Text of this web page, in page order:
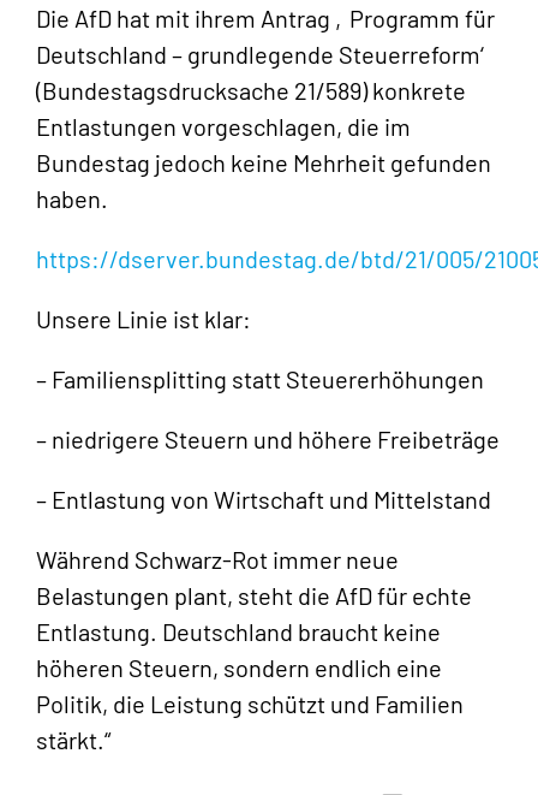
Die AfD hat mit ihrem Antrag ‚Programm für
Deutschland – grundlegende Steuerreform‘
(Bundestagsdrucksache 21/589) konkrete
Entlastungen vorgeschlagen, die im
Bundestag jedoch keine Mehrheit gefunden
haben.
https://dserver.bundestag.de/btd/21/005/
Unsere Linie ist klar:
– Familiensplitting statt Steuererhöhungen
– niedrigere Steuern und höhere Freibeträge
– Entlastung von Wirtschaft und Mittelstand
Während Schwarz-Rot immer neue
Belastungen plant, steht die AfD für echte
Entlastung. Deutschland braucht keine
höheren Steuern, sondern endlich eine
Politik, die Leistung schützt und Familien
stärkt.“